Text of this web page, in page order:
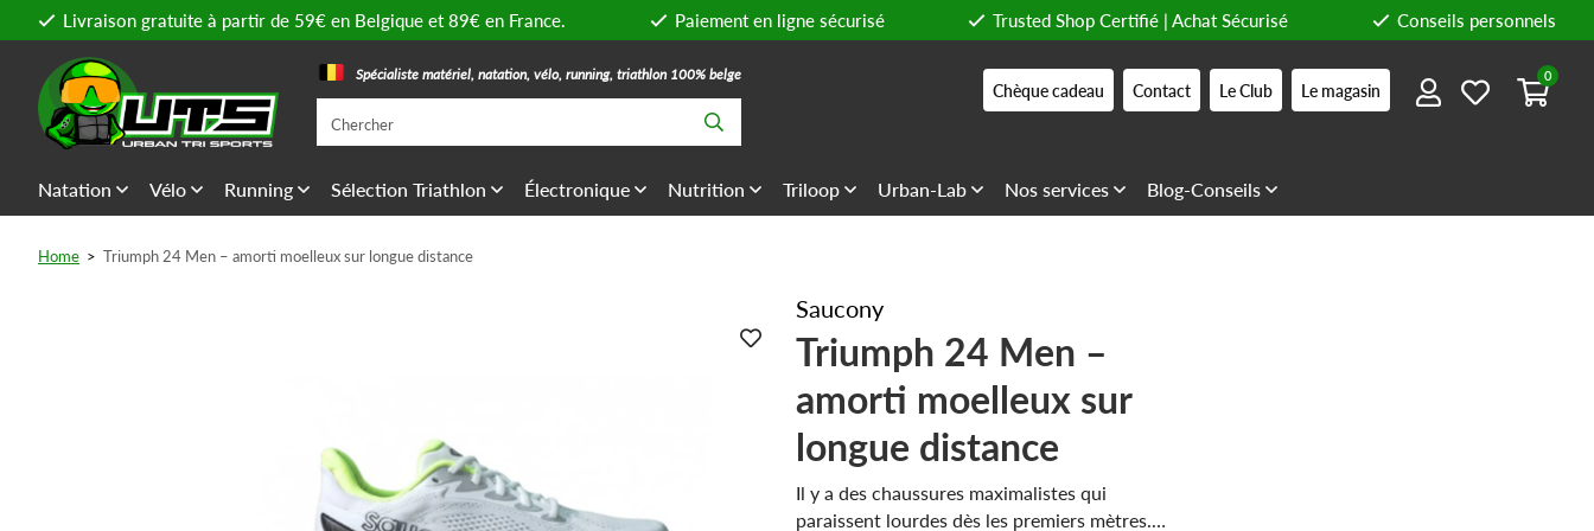
Livraison gratuite à partir de 59€ en Belgique et 89€ en France. Paiement en ligne sécurisé Trusted Shop Certifié | Achat Sécurisé Conseils personnels
Spécialiste matériel, natation, vélo, running, triathlon 100% belge
Chèque cadeau Contact Le Club Le magasin
0
Natation Vélo Running Sélection Triathlon Électronique Nutrition Triloop Urban-Lab Nos services Blog-Conseils
Home > Triumph 24 Men – amorti moelleux sur longue distance
Saucony
Triumph 24 Men –
amorti moelleux sur
longue distance
Il y a des chaussures maximalistes qui
paraissent lourdes dès les premiers mètres.